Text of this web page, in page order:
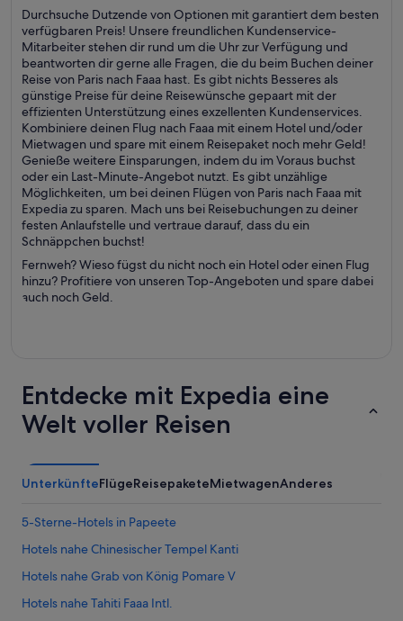
Durchsuche Dutzende von Optionen mit garantiert dem besten
verfügbaren Preis! Unsere freundlichen Kundenservice-
Mitarbeiter stehen dir rund um die Uhr zur Verfügung und
beantworten dir gerne alle Fragen, die du beim Buchen deiner
Reise von Paris nach Faaa hast. Es gibt nichts Besseres als
günstige Preise für deine Reisewünsche gepaart mit der
effizienten Unterstützung eines exzellenten Kundenservices.
Kombiniere deinen Flug nach Faaa mit einem Hotel und/oder
Mietwagen und spare mit einem Reisepaket noch mehr Geld!
Genieße weitere Einsparungen, indem du im Voraus buchst
oder ein Last-Minute-Angebot nutzt. Es gibt unzählige
Möglichkeiten, um bei deinen Flügen von Paris nach Faaa mit
Expedia zu sparen. Mach uns bei Reisebuchungen zu deiner
festen Anlaufstelle und vertraue darauf, dass du ein
Schnäppchen buchst!
Fernweh? Wieso fügst du nicht noch ein Hotel oder einen Flug
hinzu? Profitiere von unseren Top-Angeboten und spare dabei
auch noch Geld.
Entdecke mit Expedia eine
Welt voller Reisen
UnterkünfteFlügeReisepaketeMietwagenAnderes
5-Sterne-Hotels in Papeete
Hotels nahe Chinesischer Tempel Kanti
Hotels nahe Grab von König Pomare V
Hotels nahe Tahiti Faaa Intl.